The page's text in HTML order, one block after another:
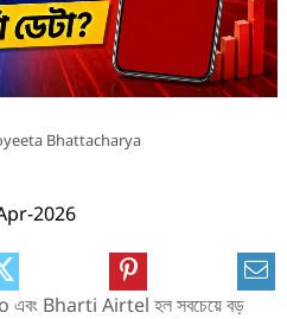
Bhattacharya
2026
এবং Bharti Airtel হল সবচেয়ে বড়